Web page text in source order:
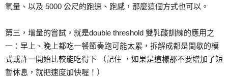
氧量、以及 5000 公尺的跑速、跑感，那麼這個方式也可以。
第三，增量的嘗試，就是double threshold 雙乳酸訓練的應用之
一：早上、晚上都吃一餐節奏跑可能太累，拆解成都是間歇的模
式或許一開始比較能吃得下 （記住 ，如果是這樣那不要增加了短
暫休息，就把速度加快喔！）